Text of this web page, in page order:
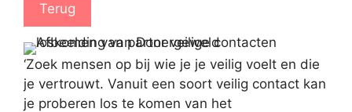
Terug
‘Zoek mensen op bij wie je je veilig voelt en die
je vertrouwt. Vanuit een soort veilig contact kan
je proberen los te komen van het